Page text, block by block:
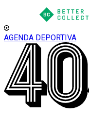
AGENDA DEPORTIVA